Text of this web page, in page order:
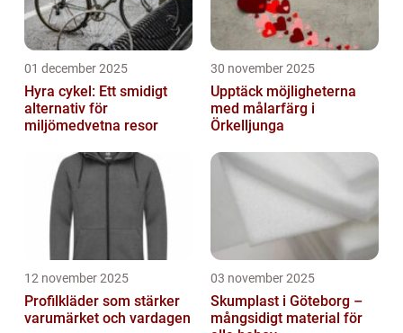
01 december 2025
Hyra cykel: Ett smidigt
alternativ för
miljömedvetna resor
30 november 2025
Upptäck möjligheterna
med målarfärg i
Örkelljunga
12 november 2025
Profilkläder som stärker
varumärket och vardagen
03 november 2025
Skumplast i Göteborg –
mångsidigt material för